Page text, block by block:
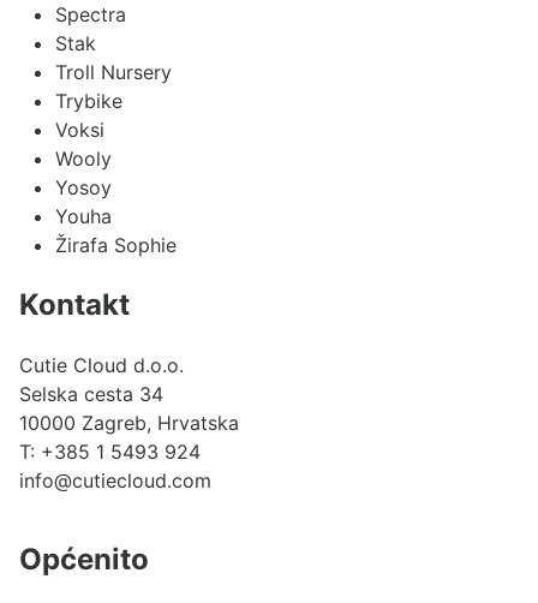
Spectra
Stak
Troll Nursery
Trybike
Voksi
Wooly
Yosoy
Youha
Žirafa Sophie
Kontakt
Cutie Cloud d.o.o.
Selska cesta 34
10000 Zagreb, Hrvatska
T: +385 1 5493 924
info@cutiecloud.com
Općenito